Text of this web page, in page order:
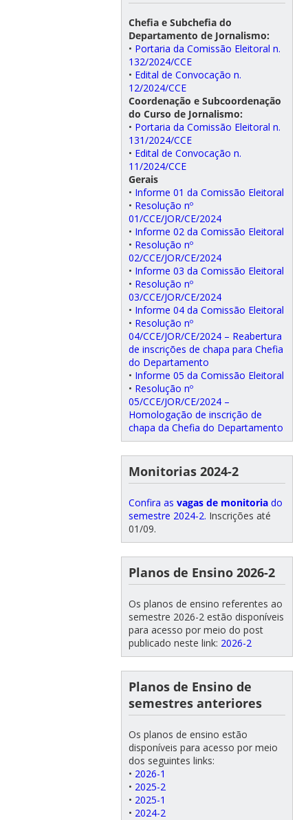
Chefia e Subchefia do
Departamento de Jornalismo:
• Portaria da Comissão Eleitoral n.
132/2024/CCE
• Edital de Convocação n.
12/2024/CCE
Coordenação e Subcoordenação
do Curso de Jornalismo:
• Portaria da Comissão Eleitoral n.
131/2024/CCE
• Edital de Convocação n.
11/2024/CCE
Gerais
• Informe 01 da Comissão Eleitoral
• Resolução nº
01/CCE/JOR/CE/2024
• Informe 02 da Comissão Eleitoral
• Resolução nº
02/CCE/JOR/CE/2024
• Informe 03 da Comissão Eleitoral
• Resolução nº
03/CCE/JOR/CE/2024
• Informe 04 da Comissão Eleitoral
• Resolução nº
04/CCE/JOR/CE/2024 – Reabertura
de inscrições de chapa para Chefia
do Departamento
• Informe 05 da Comissão Eleitoral
• Resolução nº
05/CCE/JOR/CE/2024 –
Homologação de inscrição de
chapa da Chefia do Departamento
Monitorias 2024-2
Confira as vagas de monitoriado
semestre 2024-2. Inscrições até
01/09.
Planos de Ensino 2026-2
Os planos de ensino referentes ao
semestre 2026-2 estão disponíveis
para acesso por meio do post
publicado neste link: 2026-2
Planos de Ensino de
semestres anteriores
Os planos de ensino estão
disponíveis para acesso por meio
dos seguintes links:
• 2026-1
• 2025-2
• 2025-1
• 2024-2